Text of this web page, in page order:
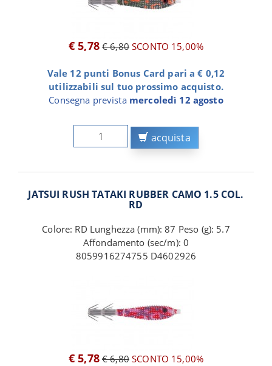
€ 5,78 € 6,80SCONTO 15,00%
Vale 12 punti Bonus Card pari a € 0,12
utilizzabili sul tuo prossimo acquisto.
Consegna prevista mercoledì 12 agosto
acquista
JATSUI RUSH TATAKI RUBBER CAMO 1.5 COL.
RD
Colore: RD Lunghezza (mm): 87 Peso (g): 5.7
Affondamento (sec/m): 0
8059916274755 D4602926
€ 5,78 € 6,80SCONTO 15,00%